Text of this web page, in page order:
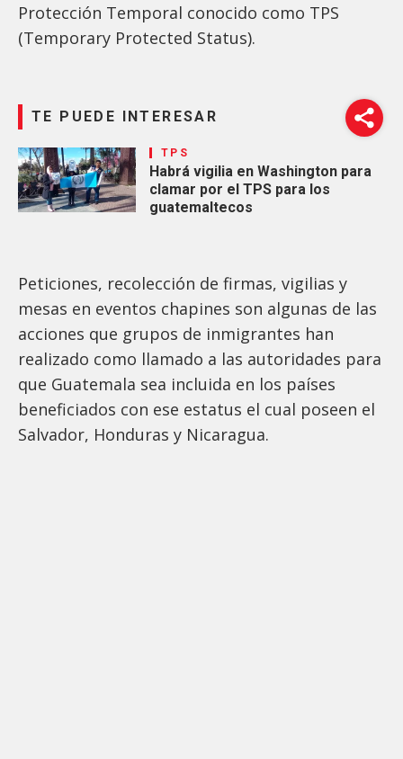
Protección Temporal conocido como TPS
(Temporary Protected Status).
TE PUEDE INTERESAR
TPS
Habrá vigilia en Washington para
clamar por el TPS para los
guatemaltecos
Peticiones, recolección de firmas, vigilias y
mesas en eventos chapines son algunas de las
acciones que grupos de inmigrantes han
realizado como llamado a las autoridades para
que Guatemala sea incluida en los países
beneficiados con ese estatus el cual poseen el
Salvador, Honduras y Nicaragua.